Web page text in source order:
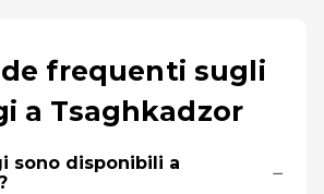
frequenti sugli
a Tsaghkadzor
sono disponibili a
−